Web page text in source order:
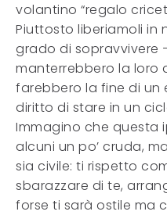
volantino “regalo
Piuttosto liberiamoli in
grado di sopravvivere
manterrebbero la loro
farebbero la fine di un
diritto di stare in un
Immagino che questa
alcuni un po’ cruda,
sia civile: ti rispetto
sbarazzare di te,
forse ti sarà ostile ma